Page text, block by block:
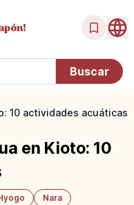
10 actividades acuáticas
en Kioto: 10
Nara